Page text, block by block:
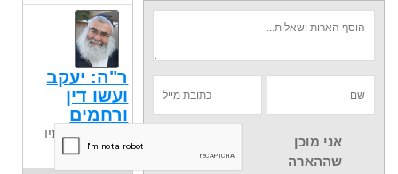
אני מוכן
שההארה
ר"ה: יעקב
ועשו דין
ורחמים
הרב משה סתיו
ע